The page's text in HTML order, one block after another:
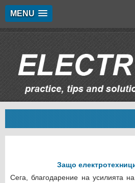
MENU
Защо
Сега, благодарение на усилията